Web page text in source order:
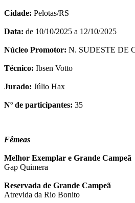
Cidade: Pelotas/RS
Data: de 10/10/2025 a 12/10/2025
Núcleo Promotor: N. SUDESTE DE
Técnico: Ibsen Votto
Jurado: Júlio Hax
Nº de participantes: 35
Fêmeas
Melhor Exemplar e Grande Campeã
Gap Quimera
Reservada de Grande Campeã
Atrevida da Rio Bonito